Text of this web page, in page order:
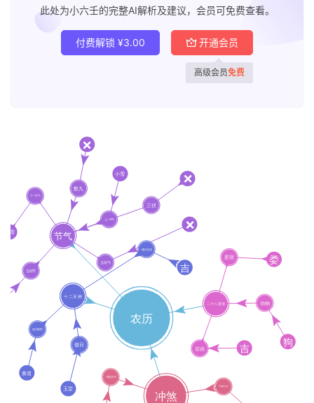
此处为小六壬的完整AI解析及建议，会员可免费查看。
付费解锁 ¥3.00 开通会员
高级会员免费